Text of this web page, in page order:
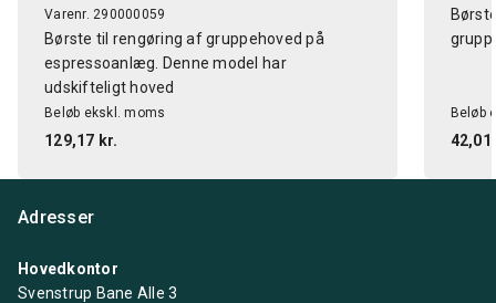
Varenr. 290000059
Børste til rengøring af gruppehoved på
espressoanlæg. Denne model har
udskifteligt hoved
Beløb ekskl. moms
129,17 kr.
Beløb
42,01
Adresser
Hovedkontor
Svenstrup Bane Alle 3